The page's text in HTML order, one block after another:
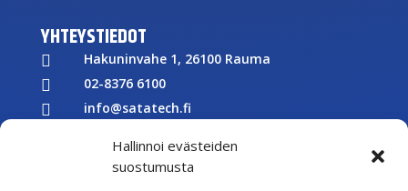
Hallinnoi evästeiden
suostumusta
YHTEYSTIEDOT
 Hakuninvahe 1, 26100 Rauma
 02-8376 6100
 info@satatech.fi